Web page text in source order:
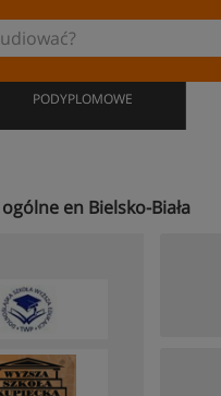
PODYPLOMOWE
en Bielsko-Biała